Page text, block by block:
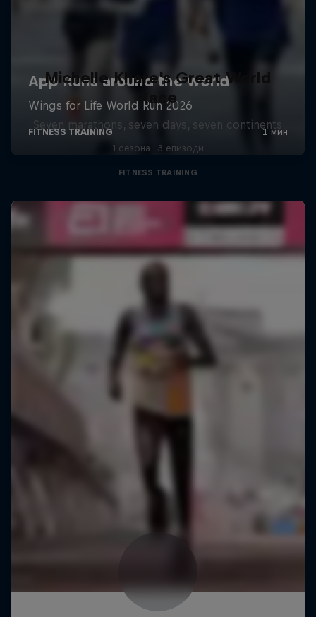
Michelle Khare's Great World
Race
Seven marathons, seven days, seven continents
1 сезона · 3 епизоди
FITNESS TRAINING